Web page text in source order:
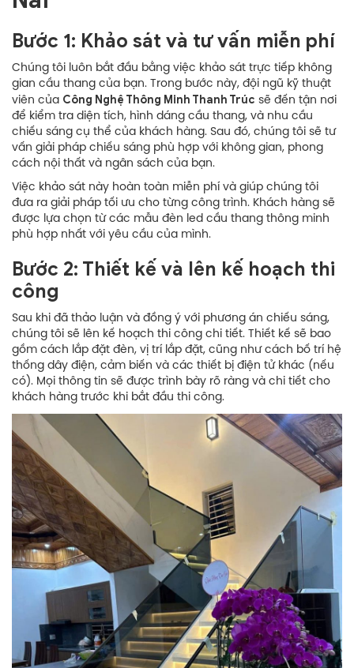
Bước 1: Khảo sát và tư vấn miễn phí
Chúng tôi luôn bắt đầu bằng việc khảo sát trực tiếp không
gian cầu thang của bạn. Trong bước này, đội ngũ kỹ thuật
viên của Công Nghệ Thông Minh Thanh Trúc sẽ đến tận nơi
để kiểm tra diện tích, hình dáng cầu thang, và nhu cầu
chiếu sáng cụ thể của khách hàng. Sau đó, chúng tôi sẽ tư
vấn giải pháp chiếu sáng phù hợp với không gian, phong
cách nội thất và ngân sách của bạn.
Việc khảo sát này hoàn toàn miễn phí và giúp chúng tôi
đưa ra giải pháp tối ưu cho từng công trình. Khách hàng sẽ
được lựa chọn từ các mẫu đèn led cầu thang thông minh
phù hợp nhất với yêu cầu của mình.
Bước 2: Thiết kế và lên kế hoạch thi
công
Sau khi đã thảo luận và đồng ý với phương án chiếu sáng,
chúng tôi sẽ lên kế hoạch thi công chi tiết. Thiết kế sẽ bao
gồm cách lắp đặt đèn, vị trí lắp đặt, cũng như cách bố trí hệ
thống dây điện, cảm biến và các thiết bị điện tử khác (nếu
có). Mọi thông tin sẽ được trình bày rõ ràng và chi tiết cho
khách hàng trước khi bắt đầu thi công.